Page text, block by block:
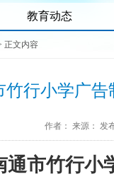
教育动态
正文内容
竹行小学广
作者： 来源： 发
通市竹行小